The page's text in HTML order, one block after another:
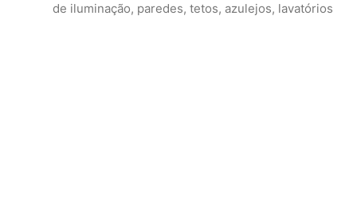
de iluminação, paredes, tetos, azulejos, lavatórios